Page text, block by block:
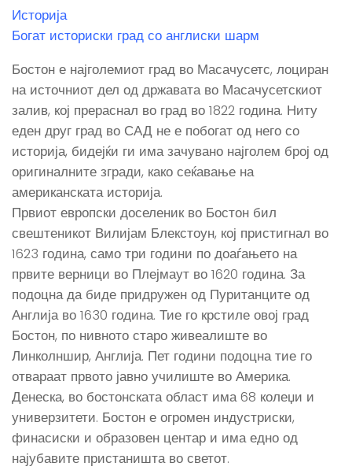
Историја
Богат историски град со англиски шарм
Бостон е најголемиот град во Масачусетс, лоциран
на источниот дел од државата во Масачусетскиот
залив, кој прераснал во град во 1822 година. Ниту
еден друг град во САД не е побогат од него со
историја, бидејќи ги има зачувано најголем број од
оригиналните згради, како сеќавање на
американската историја.
Првиот европски доселеник во Бостон бил
свештеникот Вилијам Блекстоун, кој пристигнал во
1623 година, само три години по доаѓањето на
првите верници во Плејмаут во 1620 година. За
подоцна да биде придружен од Пуританците од
Англија во 1630 година. Тие го крстиле овој град
Бостон, по нивното старо живеалиште во
Линколншир, Англија. Пет години подоцна тие го
отвараат првото јавно училиште во Америка.
Денеска, во бостонската област има 68 колеџи и
универзитети. Бостон е огромен индустриски,
финасиски и образовен центар и има едно од
најубавите пристаништа во светот.